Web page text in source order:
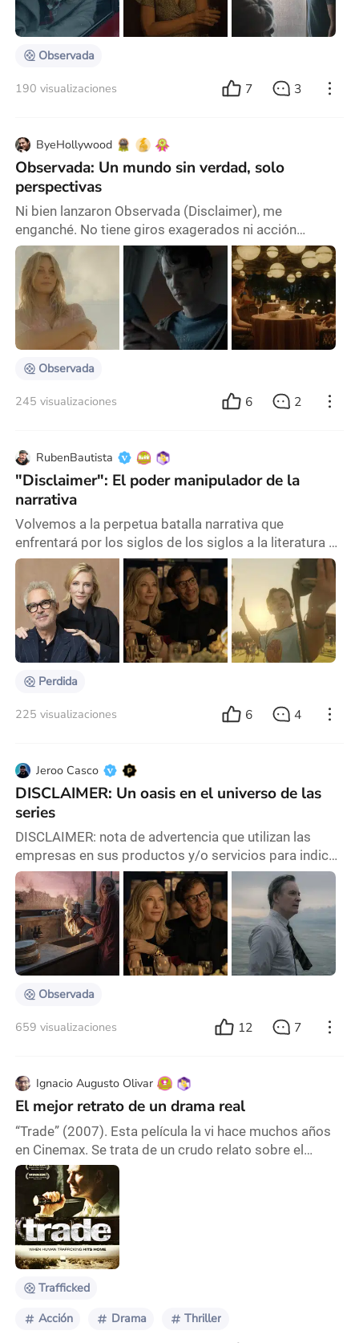
romper la lógica establecida. El guión de Disclaimer
es, ante todo, complejo. En la línea narrativa, se
Observada
190 visualizaciones 7 3
ByeHollywood
Observada: Un mundo sin verdad, solo
perspectivas
Ni bien lanzaron Observada (Disclaimer), me
enganché. No tiene giros exagerados ni acción
vertiginosa. En cambio, fue su exploración pausada de
la verdad y las perspectivas lo que me cautivó.
Presentada a través de tres puntos de vista
claramente distintos, la serie me llevó a una reflexión
filosófica sobre cómo percibimos la realidad. En
internet, generó un revuelo notable, que solo lo supera
Observada
245 visualizaciones 6 2
RubenBautista
"Disclaimer": El poder manipulador de la
narrativa
Volvemos a la perpetua batalla narrativa que
enfrentará por los siglos de los siglos a la literatura y
al cine. Y en esta ocasión, como único púgil (pero más
que sobradamente preparado), se encuentra el
todoterreno cineasta mexicano Alfonso Cuarón . Digo
único púgil, porque aunque su última creación (la mini
serie “Disclaimer” que hoy vamos a comentar) se
basa en la obra homónima de Renee Knight ,
Perdida
225 visualizaciones 6 4
Jeroo Casco
DISCLAIMER: Un oasis en el universo de las
series
DISCLAIMER: nota de advertencia que utilizan las
empresas en sus productos y/o servicios para indicar
hasta dónde llega su responsabilidad de los mismos:
“Atentos a la narrativa y la forma. Su poder nos puede
acercar más a la verdad, pero también puede ser un
arma con un gran poder para manipular.” Las palabras
que entona la presentadora de un premio al mérito en
periodismo televisivo otorgado a l
Observada
659 visualizaciones 12 7
Ignacio Augusto Olivar
El mejor retrato de un drama real
“Trade” (2007). Esta película la vi hace muchos años
en Cinemax. Se trata de un crudo relato sobre el
tráfico ilegal de personas hacia USA (desde donde se
distribuye tanto el material como a las víctimas). La
trama sigue el drama de un joven mexicano cuya
hermana de 12 años es secuestrada para venderla al
mejor postor en New Jersey. Es una peli dura, que te
hace reflexionar en todo momento acerca
Trafficked
Acción Drama Thriller